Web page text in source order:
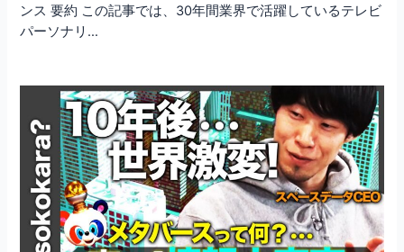
ンス 要約 この記事では、30年間業界で活躍しているテレビ
パーソナリ…